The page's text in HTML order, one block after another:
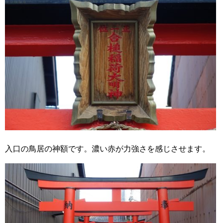
入口の鳥居の神額です。濃い赤が力強さを感じさせます。